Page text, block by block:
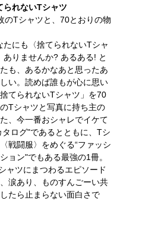
られないTシャツ
のTシャツと、70とおりの物
たにも〈捨てられないTシャ
ありませんか? あるある! と
も、あるかなあと思ったあ
い。読めば誰もが心に思い
てられないTシャツ」を70
Tシャツと写真に持ち主の
、今一番おシャレでイケて
タログ"であるとともに、Tシ
戦闘服〉をめぐる“ファッシ
ョン"でもある最強の1冊。
ャツにまつわるエピソード
涙あり、ものすんごーい共
たら止まらない面白さで